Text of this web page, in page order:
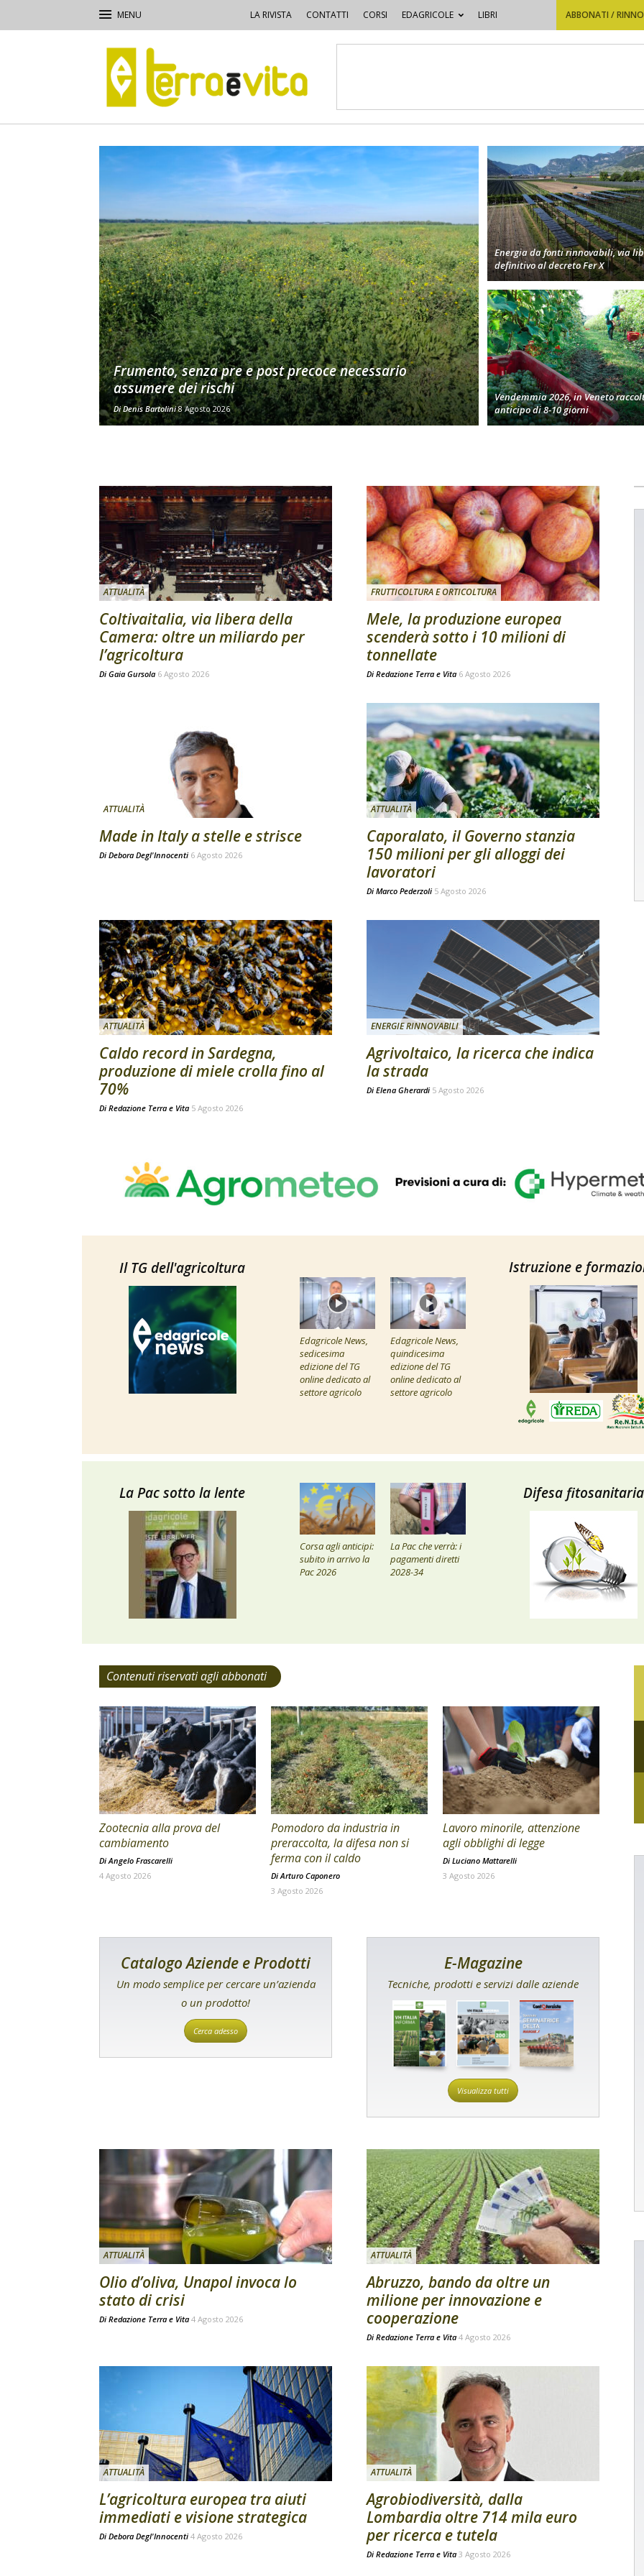
LA RIVISTA CONTATTI CORSI EDAGRICOLE LIBRI ABBONATI /
e
Vita
Frumento, senza pre e post precoce necessario
assumere dei rischi
DiDenis Bartolini 8 Agosto 2026
Energia da fonti rinnovabili, via
definitivo al decreto Fer X
Vendemmia 2026, in Veneto
anticipo di 8-10 giorni
ATTUALITÀ
Coltivaitalia, via libera della
Camera: oltre un miliardo per
l’agricoltura
Di Gaia Gursola 6 Agosto 2026
FRUTTICOLTURA E ORTICOLTURA
Mele, la produzione europea
scenderà sotto i 10 milioni di
tonnellate
Di Redazione Terra e Vita 6 Agosto 2026
ATTUALITÀ
Made in Italy a stelle e strisce
Di Debora Degl'Innocenti 6 Agosto 2026
ATTUALITÀ
Caporalato, il Governo stanzia
150 milioni per gli alloggi dei
lavoratori
Di Marco Pederzoli 5 Agosto 2026
ATTUALITÀ
Caldo record in Sardegna,
produzione di miele crolla fino al
70%
Di Redazione Terra e Vita 5 Agosto 2026
ENERGIE RINNOVABILI
Agrivoltaico, la ricerca che indica
la strada
Di Elena Gherardi 5 Agosto 2026
Il TG dell'agricoltura
Edagricole News,
sedicesima
edizione del TG
online dedicato al
settore agricolo
Edagricole News,
quindicesima
edizione del TG
online dedicato al
settore agricolo
Istruzione e
La Pac sotto la lente
Corsa agli anticipi:
subito in arrivo la
Pac 2026
La Pac che verrà: i
pagamenti diretti
2028-34
Difesa fitosanitaria
Contenuti riservati agli abbonati
Zootecnia alla prova del
cambiamento
Di Angelo Frascarelli
4 Agosto 2026
Pomodoro da industria in
preraccolta, la difesa non si
ferma con il caldo
Di Arturo Caponero
3 Agosto 2026
Lavoro minorile, attenzione
agli obblighi di legge
Di Luciano Mattarelli
3 Agosto 2026
Catalogo Aziende e Prodotti
Un modo semplice per cercare un’azienda
o un prodotto!
Cerca adesso
E-Magazine
Tecniche, prodotti e servizi dalle aziende
Visualizza tutti
ATTUALITÀ
Olio d’oliva, Unapol invoca lo
stato di crisi
Di Redazione Terra e Vita 4 Agosto 2026
ATTUALITÀ
Abruzzo, bando da oltre un
milione per innovazione e
cooperazione
Di Redazione Terra e Vita 4 Agosto 2026
ATTUALITÀ
L’agricoltura europea tra aiuti
immediati e visione strategica
Di Debora Degl'Innocenti 4 Agosto 2026
ATTUALITÀ
Agrobiodiversità, dalla
Lombardia oltre 714 mila euro
per ricerca e tutela
Di Redazione Terra e Vita 3 Agosto 2026